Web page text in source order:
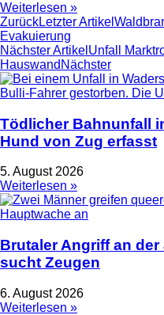
Weiterlesen »
ZurückLetzter Artikel
Evakuierung
Nächster Artikel Unfall
Hauswand Nächster
Tödlicher Bahnunfall
Hund von Zug erfasst
5. August 2026
Weiterlesen »
Brutaler Angriff an
sucht Zeugen
6. August 2026
Weiterlesen »